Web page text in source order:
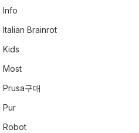
Info
Italian Brainrot
Kids
Most
Prusa구매
Pur
Robot